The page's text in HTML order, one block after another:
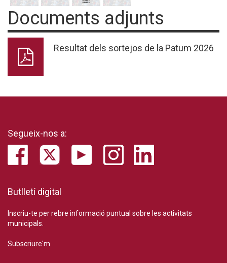
Documents adjunts
Resultat dels sortejos de la Patum 2026
Segueix-nos a:
Butlletí digital
Inscriu-te per rebre informació puntual sobre les activitats
municipals.
Subscriure'm